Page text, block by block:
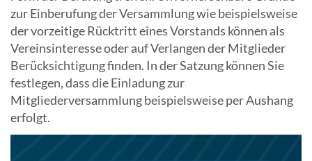
zur Einberufung der Versammlung wie beispielsweise
der vorzeitige Rücktritt eines Vorstands können als
Vereinsinteresse oder auf Verlangen der Mitglieder
Berücksichtigung finden. In der Satzung können Sie
festlegen, dass die Einladung zur
Mitgliederversammlung beispielsweise per Aushang
erfolgt.